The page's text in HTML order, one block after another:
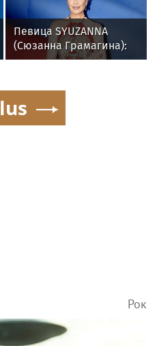
Певица SYUZANNA
(Сюзанна Грамагина):
как перестать
говорить спокойно
Рок